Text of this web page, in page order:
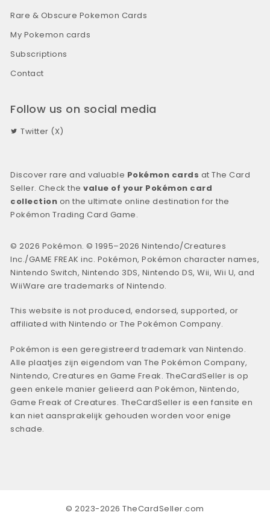
Rare & Obscure Pokemon Cards
My Pokemon cards
Subscriptions
Contact
Follow us on social media
Twitter (X)
Discover rare and valuable Pokémon cards at The Card
Seller. Check thevalue of your Pokémon card
collection on the ultimate online destination for the
Pokémon Trading Card Game.
© 2026 Pokémon. © 1995–2026 Nintendo/Creatures
Inc./GAME FREAK inc. Pokémon, Pokémon character names,
Nintendo Switch, Nintendo 3DS, Nintendo DS, Wii, Wii U, and
WiiWare are trademarks of Nintendo.
This website is not produced, endorsed, supported, or
affiliated with Nintendo or The Pokémon Company.
Pokémon is een geregistreerd trademark van Nintendo.
Alle plaatjes zijn eigendom van The Pokémon Company,
Nintendo, Creatures en Game Freak. TheCardSeller is op
geen enkele manier gelieerd aan Pokémon, Nintendo,
Game Freak of Creatures. TheCardSeller is een fansite en
kan niet aansprakelijk gehouden worden voor enige
schade.
© 2023-2026 TheCardSeller.com